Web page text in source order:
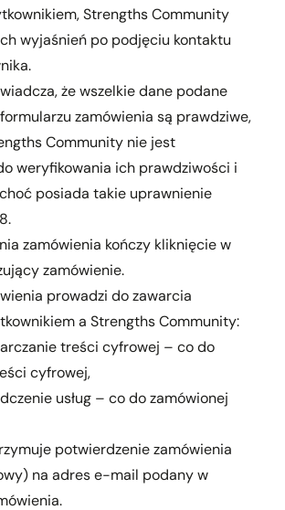
Strengths Community
wyjaśnień po podjęciu kontaktu
że wszelkie dane podane
zamówienia są prawdziwe,
Community nie jest
weryfikowania ich prawdziwości i
posiada takie uprawnienie
zamówienia kończy kliknięcie w
zamówienie.
prowadzi do zawarcia
a Strengths Community:
treści cyfrowej – co do
cyfrowej,
usług – co do zamówionej
potwierdzenie zamówienia
na adres e-mail podany w